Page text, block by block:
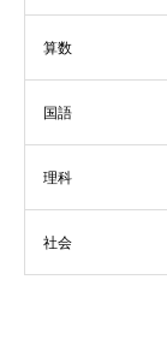
算数
国語
理科
社会